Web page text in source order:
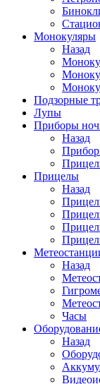
Монокуляры
Назад
Подзорные
Лупы
Приборы
Назад
Прицелы
Назад
Назад
Часы
Назад